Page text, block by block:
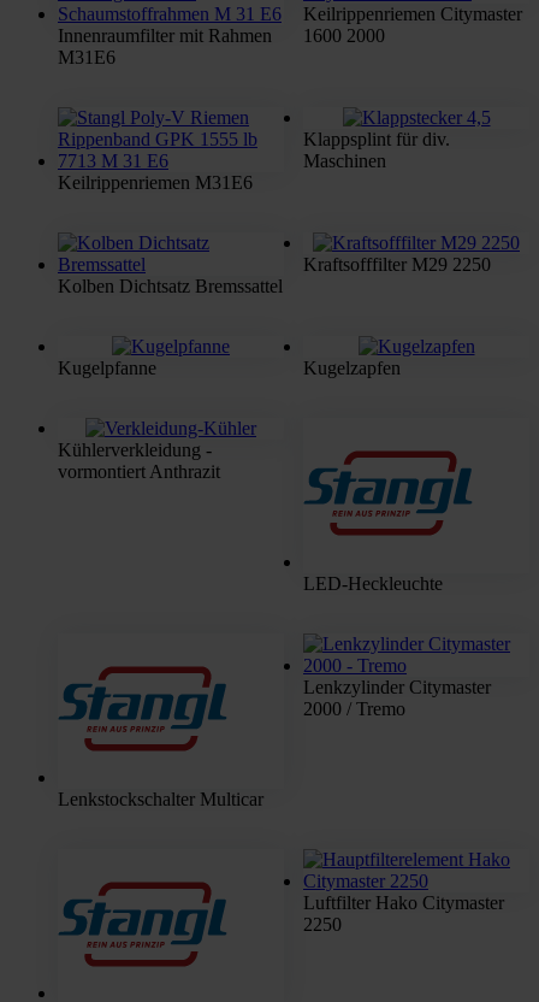
Innenraumfilter mit Rahmen
M31E6
Keilrippenriemen Citymaster
1600 2000
Keilrippenriemen M31E6
Klappsplint für div.
Maschinen
Kolben Dichtsatz Bremssattel
Kraftsofffilter M29 2250
Kugelpfanne Kugelzapfen
Kühlerverkleidung -
vormontiert Anthrazit
LED-Heckleuchte
Lenkstockschalter Multicar
Lenkzylinder Citymaster
2000 / Tremo
Luftfilter Hako Citymaster
2250